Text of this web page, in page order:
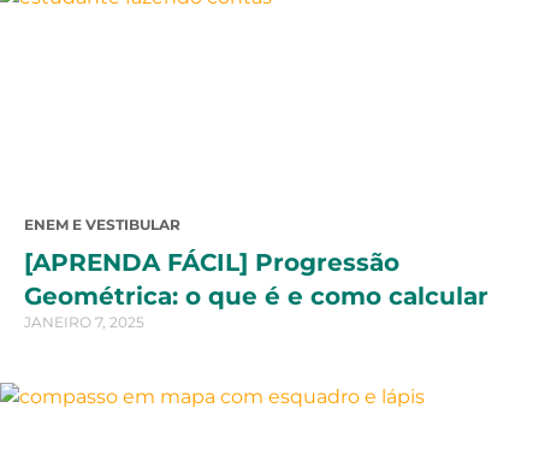
ENEM E VESTIBULAR
[APRENDA FÁCIL] Progressão
Geométrica: o que é e como calcular
JANEIRO 7, 2025